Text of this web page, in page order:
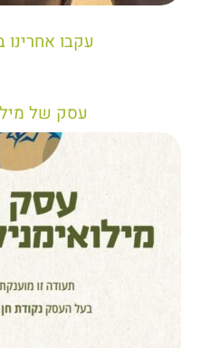
תיירים בישראל
עקבו אחרינו
עסק של